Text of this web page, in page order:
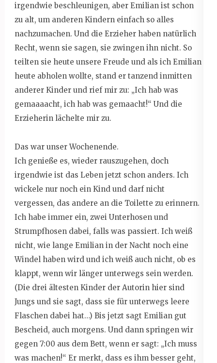
irgendwie beschleunigen, aber Emilian ist schon
zu alt, um anderen Kindern einfach so alles
nachzumachen. Und die Erzieher haben natürlich
Recht, wenn sie sagen, sie zwingen ihn nicht. So
teilten sie heute unsere Freude und als ich Emilian
heute abholen wollte, stand er tanzend inmitten
anderer Kinder und rief mir zu: „Ich hab was
gemaaaacht, ich hab was gemaacht!“ Und die
Erzieherin lächelte mir zu.
Das war unser Wochenende.
Ich genieße es, wieder rauszugehen, doch
irgendwie ist das Leben jetzt schon anders. Ich
wickele nur noch ein Kind und darf nicht
vergessen, das andere an die Toilette zu erinnern.
Ich habe immer ein, zwei Unterhosen und
Strumpfhosen dabei, falls was passiert. Ich weiß
nicht, wie lange Emilian in der Nacht noch eine
Windel haben wird und ich weiß auch nicht, ob es
klappt, wenn wir länger unterwegs sein werden.
(Die drei ältesten Kinder der Autorin hier sind
Jungs und sie sagt, dass sie für unterwegs leere
Flaschen dabei hat…) Bis jetzt sagt Emilian gut
Bescheid, auch morgens. Und dann springen wir
gegen 7:00 aus dem Bett, wenn er sagt: „Ich muss
was machen!“ Er merkt, dass es ihm besser geht,